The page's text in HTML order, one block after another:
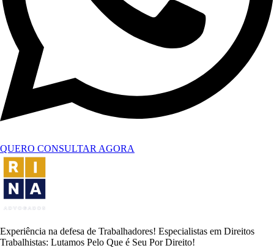
QUERO CONSULTAR AGORA
Experiência na defesa de Trabalhadores! Especialistas em Direitos
Trabalhistas: Lutamos Pelo Que é Seu Por Direito!